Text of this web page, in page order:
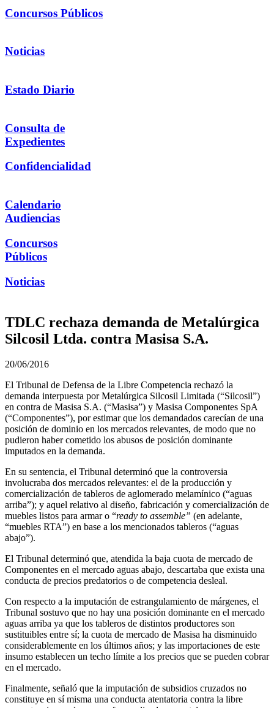
Concursos Públicos
Noticias
Estado Diario
Consulta de
Expedientes
Confidencialidad
Calendario
Audiencias
Concursos
Públicos
Noticias
TDLC rechaza demanda de Metalúrgica
Silcosil Ltda. contra Masisa S.A.
20/06/2016
El Tribunal de Defensa de la Libre Competencia rechazó la
demanda interpuesta por Metalúrgica Silcosil Limitada (“Silcosil”)
en contra de Masisa S.A. (“Masisa”) y Masisa Componentes SpA
(“Componentes”), por estimar que los demandados carecían de una
posición de dominio en los mercados relevantes, de modo que no
pudieron haber cometido los abusos de posición dominante
imputados en la demanda.
En su sentencia, el Tribunal determinó que la controversia
involucraba dos mercados relevantes: el de la producción y
comercialización de tableros de aglomerado melamínico (“aguas
arriba”); y aquel relativo al diseño, fabricación y comercialización de
muebles listos para armar o “ready to assemble” (en adelante,
“muebles RTA”) en base a los mencionados tableros (“aguas
abajo”).
El Tribunal determinó que, atendida la baja cuota de mercado de
Componentes en el mercado aguas abajo, descartaba que exista una
conducta de precios predatorios o de competencia desleal.
Con respecto a la imputación de estrangulamiento de márgenes, el
Tribunal sostuvo que no hay una posición dominante en el mercado
aguas arriba ya que los tableros de distintos productores son
sustituibles entre sí; la cuota de mercado de Masisa ha disminuido
considerablemente en los últimos años; y las importaciones de este
insumo establecen un techo límite a los precios que se pueden cobrar
en el mercado.
Finalmente, señaló que la imputación de subsidios cruzados no
constituye en sí misma una conducta atentatoria contra la libre